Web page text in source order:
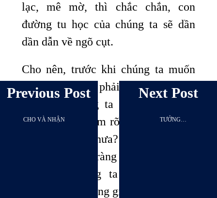
lạc, mê mờ, thì chắc chắn, con
đường tu học của chúng ta sẽ dần
dần dẫn về ngõ cụt.
Cho nên, trước khi chúng ta muốn
Tu thì chúng ta phải biết rất rõ mục
đích của chúng ta học để làm gì.
Chúng ta đã nắm rõ được những gì
chúng ta học chưa? Nhận thức của
chúng ta đã rõ ràng chưa?, và sự rõ
ràng đó, chúng ta dựa trên tiêu
chuẩn nào để đáng giá.
Previous Post
CHO VÀ NHẬN
Next Post
TƯỞNG…